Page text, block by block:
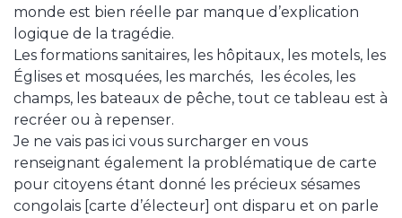
monde est bien réelle par manque d’explication
logique de la tragédie.
Les formations sanitaires, les hôpitaux, les motels, les
Églises et mosquées, les marchés, les écoles, les
champs, les bateaux de pêche, tout ce tableau est à
recréer ou à repenser.
Je ne vais pas ici vous surcharger en vous
renseignant également la problématique de carte
pour citoyens étant donné les précieux sésames
congolais [carte d’électeur] ont disparu et on parle